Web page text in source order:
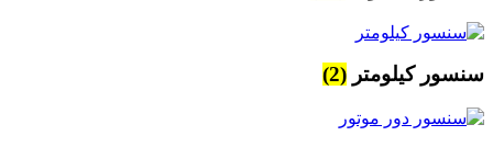
سنسور کیلومتر (2)